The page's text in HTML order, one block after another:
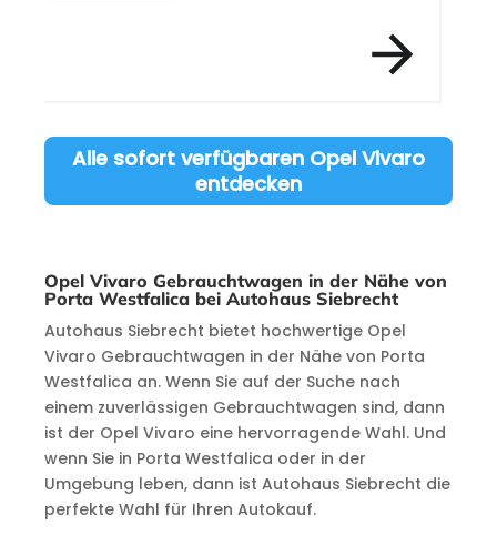
Alle sofort verfügbaren Opel Vivaro
entdecken
Opel Vivaro Gebrauchtwagen in der Nähe von
Porta Westfalica bei Autohaus Siebrecht
Autohaus Siebrecht bietet hochwertige Opel
Vivaro Gebrauchtwagen in der Nähe von Porta
Westfalica an. Wenn Sie auf der Suche nach
einem zuverlässigen Gebrauchtwagen sind, dann
ist der Opel Vivaro eine hervorragende Wahl. Und
wenn Sie in Porta Westfalica oder in der
Umgebung leben, dann ist Autohaus Siebrecht die
perfekte Wahl für Ihren Autokauf.